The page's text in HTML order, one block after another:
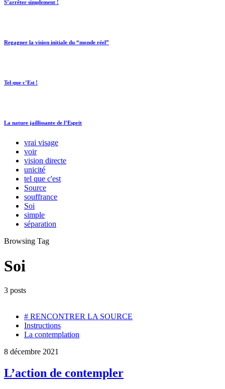
S’arrêter simplement !
Regagner la vision initiale du “monde réel”
Tel que c’Est !
La nature jaillissante de l’Esprit
vrai visage
voir
vision directe
unicité
tel que c'est
Source
souffrance
Soi
simple
séparation
Browsing Tag
Soi
3 posts
# RENCONTRER LA SOURCE
Instructions
La contemplation
8 décembre 2021
L’action de contempler